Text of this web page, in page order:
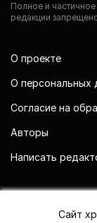
Полное и
редакции
О проекте
О персональных
Согласие на
Авторы
Написать
Сайт